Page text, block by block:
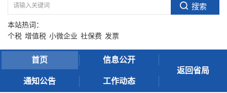
本站热词：
个税 增值税 小微企业 社保费 发票
首页 信息公开
通知公告 工作动态
返回省局